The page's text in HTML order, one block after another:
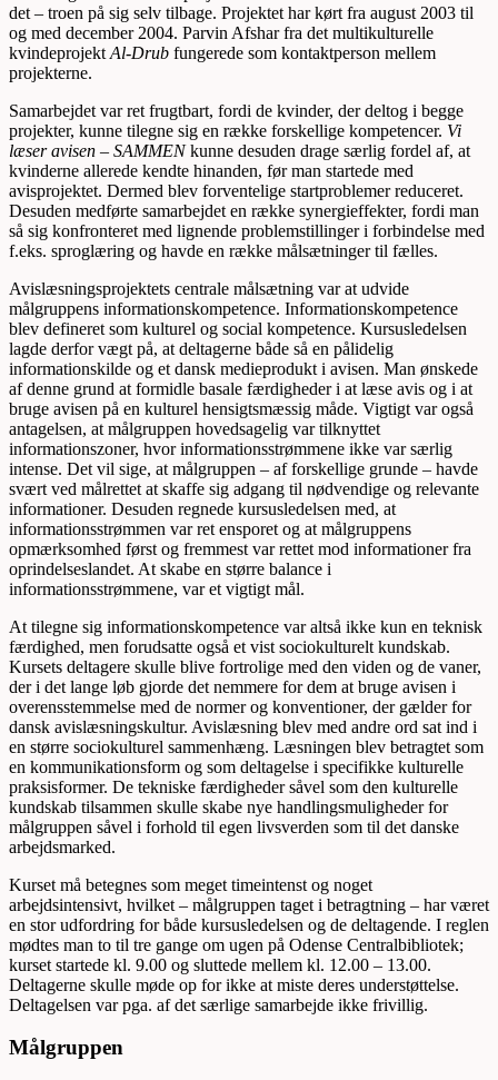
det – troen på sig selv tilbage. Projektet har kørt fra august 2003 til
og med december 2004. Parvin Afshar fra det multikulturelle
kvindeprojekt Al-Drub fungerede som kontaktperson mellem
projekterne.
Samarbejdet var ret frugtbart, fordi de kvinder, der deltog i begge
projekter, kunne tilegne sig en række forskellige kompetencer. Vi
læser avisen – SAMMENkunne desuden drage særlig fordel af, at
kvinderne allerede kendte hinanden, før man startede med
avisprojektet. Dermed blev forventelige startproblemer reduceret.
Desuden medførte samarbejdet en række synergieffekter, fordi man
så sig konfronteret med lignende problemstillinger i forbindelse med
f.eks. sproglæring og havde en række målsætninger til fælles.
Avislæsningsprojektets centrale målsætning var at udvide
målgruppens informationskompetence. Informationskompetence
blev defineret som kulturel og social kompetence. Kursusledelsen
lagde derfor vægt på, at deltagerne både så en pålidelig
informationskilde og et dansk medieprodukt i avisen. Man ønskede
af denne grund at formidle basale færdigheder i at læse avis og i at
bruge avisen på en kulturel hensigtsmæssig måde. Vigtigt var også
antagelsen, at målgruppen hovedsagelig var tilknyttet
informationszoner, hvor informationsstrømmene ikke var særlig
intense. Det vil sige, at målgruppen – af forskellige grunde – havde
svært ved målrettet at skaffe sig adgang til nødvendige og relevante
informationer. Desuden regnede kursusledelsen med, at
informationsstrømmen var ret ensporet og at målgruppens
opmærksomhed først og fremmest var rettet mod informationer fra
oprindelseslandet. At skabe en større balance i
informationsstrømmene, var et vigtigt mål.
At tilegne sig informationskompetence var altså ikke kun en teknisk
færdighed, men forudsatte også et vist sociokulturelt kundskab.
Kursets deltagere skulle blive fortrolige med den viden og de vaner,
der i det lange løb gjorde det nemmere for dem at bruge avisen i
overensstemmelse med de normer og konventioner, der gælder for
dansk avislæsningskultur. Avislæsning blev med andre ord sat ind i
en større sociokulturel sammenhæng. Læsningen blev betragtet som
en kommunikationsform og som deltagelse i specifikke kulturelle
praksisformer. De tekniske færdigheder såvel som den kulturelle
kundskab tilsammen skulle skabe nye handlingsmuligheder for
målgruppen såvel i forhold til egen livsverden som til det danske
arbejdsmarked.
Kurset må betegnes som meget timeintenst og noget
arbejdsintensivt, hvilket – målgruppen taget i betragtning – har været
en stor udfordring for både kursusledelsen og de deltagende. I reglen
mødtes man to til tre gange om ugen på Odense Centralbibliotek;
kurset startede kl. 9.00 og sluttede mellem kl. 12.00 – 13.00.
Deltagerne skulle møde op for ikke at miste deres understøttelse.
Deltagelsen var pga. af det særlige samarbejde ikke frivillig.
Målgruppen